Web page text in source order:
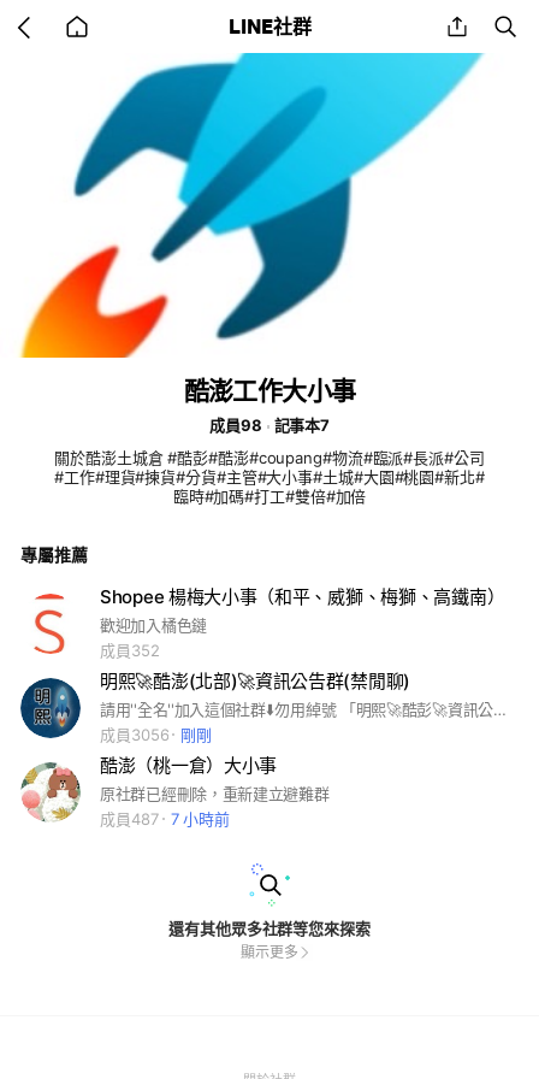
back
home
LINE社群 share
酷澎工作大小事
成員98
記事本7
關於酷澎土城倉 #酷彭#酷澎#coupang#物流#臨派#長派#公司
#工作#理貨#揀貨#分貨#主管#大小事#土城#大園#桃園#新北#
臨時#加碼#打工#雙倍#加倍
專屬推薦
Shopee 楊梅大小事（和平、威獅、梅獅、高鐵南）
歡迎加入橘色鏈
成員352
明熙🚀酷澎(北部)🚀資訊公告群(禁閒聊)
請用''全名''加入這個社群⬇️勿用綽號 「明熙🚀酷彭🚀資訊公告群」！ (第一次有到班才會被審核進去) 此群僅供人員查看名單及工作相關資訊 **請勿在群組閒聊**
成員3056
剛剛
酷澎（桃一倉）大小事
原社群已經刪除，重新建立避難群
成員487
7 小時前
還有其他眾多社群等您來探索
顯示更多